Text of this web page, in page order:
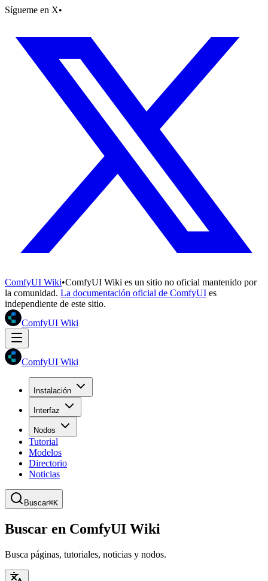
Sígueme en X•
ComfyUI Wiki•ComfyUI Wiki es un sitio no oficial mantenido por
la comunidad. La documentación oficial de ComfyUI es
independiente de este sitio.
ComfyUI Wiki
ComfyUI Wiki
Instalación
Interfaz
Nodos
Tutorial
Modelos
Directorio
Noticias
Buscar⌘K
Buscar en ComfyUI Wiki
Busca páginas, tutoriales, noticias y nodos.